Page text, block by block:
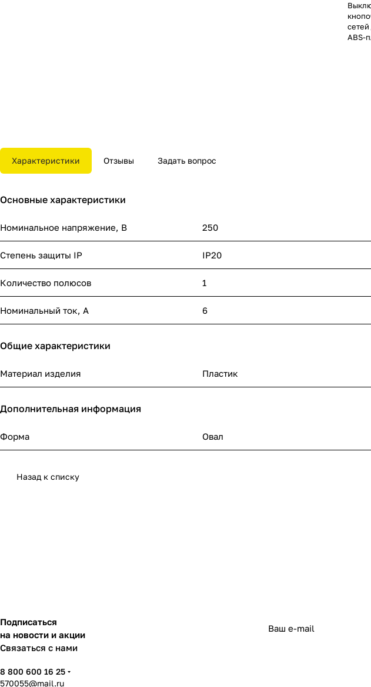
ABS-
Характеристики Отзывы Задать вопрос
Основные характеристики
Номинальное напряжение, В 250
Степень защиты IP IP20
Количество полюсов 1
Номинальный ток, А 6
Общие характеристики
Материал изделия Пластик
Дополнительная информация
Форма Овал
Назад к списку
Подписаться
на новости и акции
Связаться с нами
8 800 600 16 25
570055@mail.ru